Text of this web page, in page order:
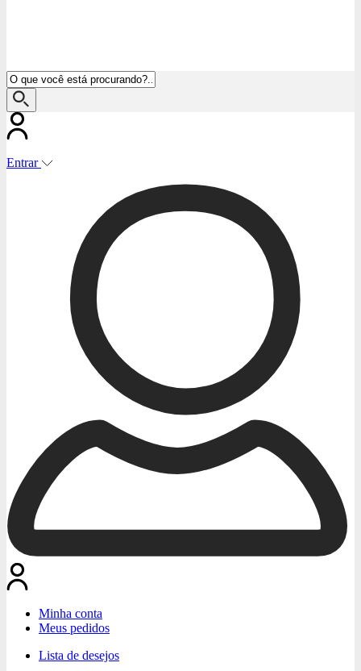
Entrar
Minha conta
Meus pedidos
Lista de desejos